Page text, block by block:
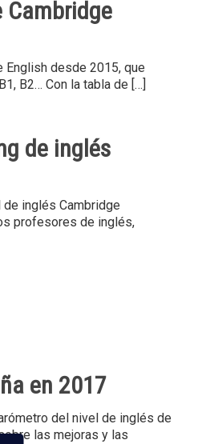
Cambridge
English desde 2015, que
B2… Con la tabla de […]
de inglés
inglés Cambridge
profesores de inglés,
en 2017
del nivel de inglés de
las mejoras y las